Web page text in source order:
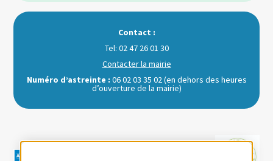
Contact :
Tel: 02 47 26 01 30
Contacter la mairie
Numéro d’astreinte : 06 02 03 35 02 (en dehors des heures
d’ouverture de la mairie)